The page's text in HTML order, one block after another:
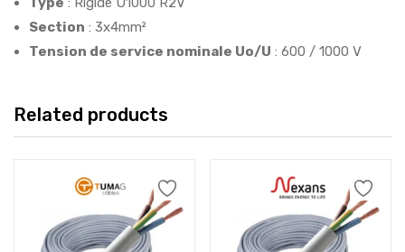
Section : 3x4mm²
Tension de service nominale Uo/U : 600 / 1000 V
Related products